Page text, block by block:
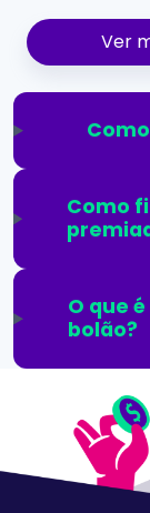
Ver
Como
O que
bolão?